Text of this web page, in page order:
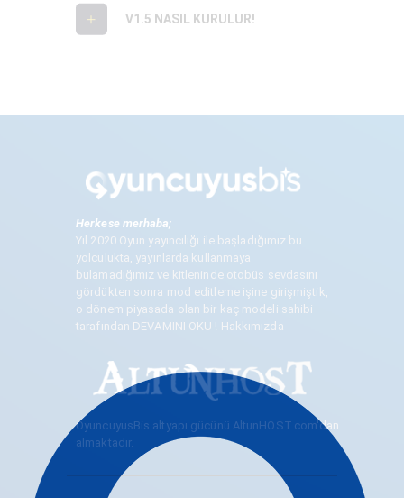
V1.5 NASIL KURULUR!
Herkese merhaba;
Yıl 2020 Oyun yayıncılığı ile başladığımız bu
yolculukta, yayınlarda kullanmaya
bulamadığımız ve kitleninde otobüs sevdasını
gördükten sonra mod editleme işine girişmiştik,
o dönem piyasada olan bir kaç modeli sahibi
tarafından DEVAMINI OKU ! Hakkımızda
OyuncuyusBis altyapı gücünü AltunHOST.com'dan
almaktadır.